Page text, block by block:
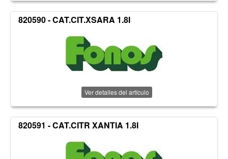
820590 - CAT.CIT.XSARA 1.8I
Ver detalles del artículo
820591 - CAT.CITR XANTIA 1.8I